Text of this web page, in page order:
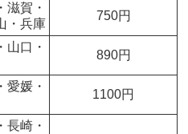
滋賀・
・兵庫
750円
山口・
890円
愛媛・
1100円
長崎・